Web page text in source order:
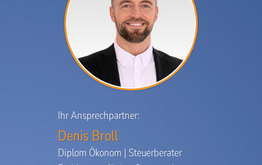
Ihr Ansprechpartner:
Denis Broll
Diplom Ökonom | Steuerberater